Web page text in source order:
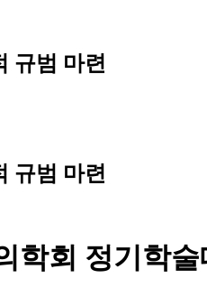
규범 마련
규범 마련
학회 정기학